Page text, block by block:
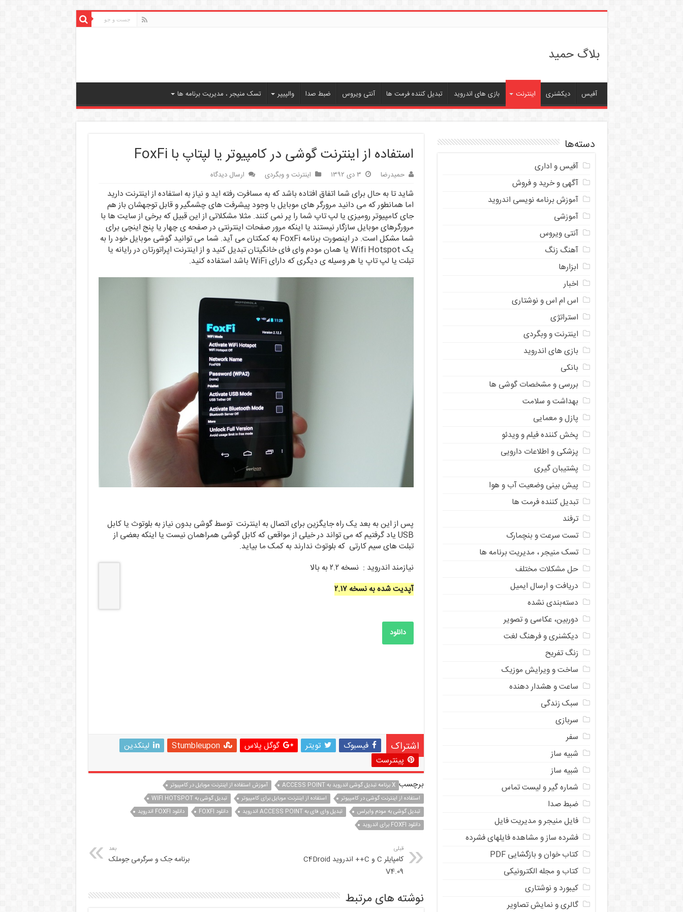
بلاگ حمید
آفیس دیکشنری اینترنت بازی های اندروید تبدیل کننده فرمت ها آنتی ویروس ضبط صدا والپیپر تسک منیجر ، مدیریت برنامه ها
استفاده از اینترنت گوشی در کامپیوتر یا لپتاپ با FoxFi
حمیدرضا ۳ دی ۱۳۹۲ اینترنت و وبگردی ارسال دیدگاه
شاید تا به حال برای شما اتفاق افتاده باشد که به مسافرت رفته اید و نیاز به استفاده از اینترنت دارید
اما همانطور که می دانید مرورگر های موبایل با وجود پیشرفت های چشمگیر و قابل توجهشان باز هم
جای کامپیوتر رومیزی یا لپ تاپ شما را پر نمی کنند. مثلا مشکلاتی از این قبیل که برخی از سایت ها با
مرورگرهای موبایل سازگار نیستند یا اینکه مرور صفحات اینترنتی در صفحه ی چهار یا پنج اینچی برای
شما مشکل است. در اینصورت برنامه FoxFi به کمکتان می آید. شما می توانید گوشی موبایل خود را به
یک Wifi Hotspot یا همان مودم وای فای خانگیتان تبدیل کنید و از اینترنت اپراتورتان در رایانه یا
تبلت یا لپ تاپ یا هر وسیله ی دیگری که دارای WiFi باشد استفاده کنید.
پس از این به بعد یک راه جایگزین برای اتصال به اینترنت توسط گوشی بدون نیاز به بلوتوث یا کابل
USB یاد گرفتیم که می تواند در خیلی از مواقعی که کابل گوشی همراهمان نیست یا اینکه بعضی از
تبلت های سیم کارتی که بلوتوث ندارند به کمک ما بیاید.
نیازمند اندروید : نسخه ۲.۲ به بالا
آپدیت شده به نسخه ۲.۱۷
دانلود
اشتراک فیسبوک تویتر گوگل پلاس Stumbleupon
لینکدین
پینترست
برچسب X برنامه تبدیل گوشی اندروید به ACCESS POINT
آموزش استفاده از اینترنت موبایل در کامپیوتر
استفاده از اینترنت گوشی در کامپیوتر
استفاده از اینترنت موبایل برای کامپیوتر
تبدیل گوشی به WIFI HOTSPOT
تبدیل گوشی به مودم وایرلس
تبدیل وای فای به ACCESS POINT اندروید دانلود FOXFI
دانلود FOXFI اندروید
دانلود FOXFI برای اندروید
قبلی
کامپایلر C و C++ اندروید C4Droid
V4.09
بعد
برنامه جک و سرگرمی جوملک
نوشته های مرتبط
دسته‌ها
آفیس و اداری
آگهی و خرید و فروش
آموزش برنامه نویسی اندروید
آموزشی
آنتی ویروس
آهنگ زنگ
ابزارها
اخبار
اس ام اس و نوشتاری
استراتژی
اینترنت و وبگردی
بازی های اندروید
بانکی
بررسی و مشخصات گوشی ها
بهداشت و سلامت
پازل و معمایی
پخش کننده فیلم و ویدئو
پزشکی و اطلاعات دارویی
پشتیبان گیری
پیش بینی وضعیت آب و هوا
تبدیل کننده فرمت ها
ترفند
تست سرعت و بنچمارک
تسک منیجر ، مدیریت برنامه ها
حل مشکلات مختلف
دریافت و ارسال ایمیل
دسته‌بندی نشده
دوربین، عکاسی و تصویر
دیکشنری و فرهنگ لغت
زنگ تفریح
ساخت و ویرایش موزیک
ساعت و هشدار دهنده
سبک زندگی
سربازی
سفر
شبیه ساز
شبیه ساز
شماره گیر و لیست تماس
ضبط صدا
فایل منیجر و مدیریت فایل
فشرده ساز و مشاهده فایلهای فشرده
کتاب خوان و بازگشایی PDF
کتاب و مجله الکترونیکی
کیبورد و نوشتاری
گالری و نمایش تصاویر